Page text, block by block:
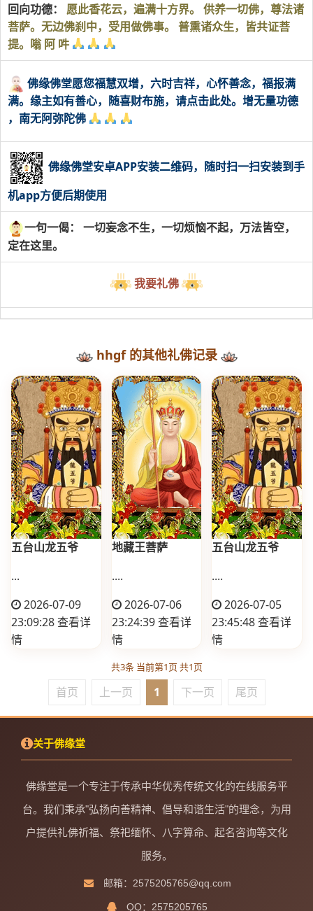
回向功德： 愿此香花云，遍满十方界。 供养一切佛，尊法诸
菩萨。无边佛刹中，受用做佛事。 普熏诸众生，皆共证菩
提。嗡 阿 吽
佛缘佛堂愿您福慧双增，六时吉祥，心怀善念，福报满
满。缘主如有善心，随喜财布施，请点击此处。增无量功德
，南无阿弥陀佛
佛缘佛堂安卓APP安装二维码，随时扫一扫安装到手
机app方便后期使用
一句一偈： 一切妄念不生，一切烦恼不起，万法皆空，
定在这里。
我要礼佛
hhgf 的其他礼佛记录
五台山龙五爷
...
2026-07-09
23:09:28查看详
情
地藏王菩萨
....
2026-07-06
23:24:39查看详
情
五台山龙五爷
....
2026-07-05
23:45:48查看详
情
共3条 当前第1页 共1页
首页 上一页 1 下一页 尾页
关于佛缘堂
佛缘堂是一个专注于传承中华优秀传统文化的在线服务平
台。我们秉承"弘扬向善精神、倡导和谐生活"的理念，为用
户提供礼佛祈福、祭祀缅怀、八字算命、起名咨询等文化
服务。
邮箱：2575205765@qq.com
QQ：2575205765